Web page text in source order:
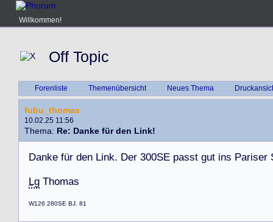
Willkommen!
Off Topic
Forenliste Themenübersicht Neues Thema
fubu_thomas
10.02.25 11:56
Thema: Re: Danke für den Link!
Danke für den Link. Der 300SE passt gut ins Pariser
Lg Thomas
W126 280SE BJ. 81